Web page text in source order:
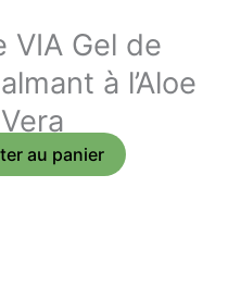
VIA Gel de
à l’Aloe
Vera
au panier